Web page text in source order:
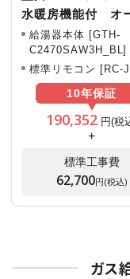
水暖房機能付 オ
給湯器本体 [GTH-
C2470SAW3H_BL]
標準リモコン [RC-
10年保証
190,352円(税
+
標準工事費
62,700円(税込)
ガス